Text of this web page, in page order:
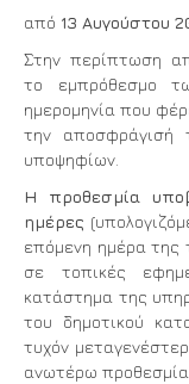
από 13 Αυγούστου
Στην περίπτωση
το εμπρόθεσμο
ημερομηνία που
την αποσφράγισή
υποψηφίων.
Η προθεσμία
ημέρες
επόμενη ημέρα της
σε τοπικές
κατάστημα της
του δημοτικού
τυχόν
ανωτέρω